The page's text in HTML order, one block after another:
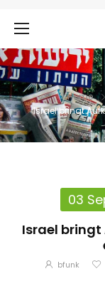
Home
Israel bringt
03
Israel bringt
bfunk